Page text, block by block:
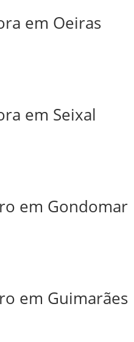
em Oeiras
em Seixal
em Gondomar
em Guimarães